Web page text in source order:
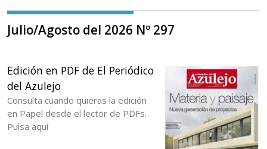
Julio/Agosto del 2026 Nº 297
Edición en PDF de El Periódico
del Azulejo
Consulta cuando quieras la edición
en Papel desde el lector de PDFs.
Pulsa aquí